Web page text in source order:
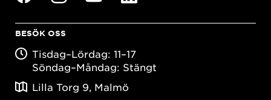
BESÖK OSS
Tisdag–Lördag: 11–17
Söndag–Måndag: Stängt
Lilla Torg 9, Malmö